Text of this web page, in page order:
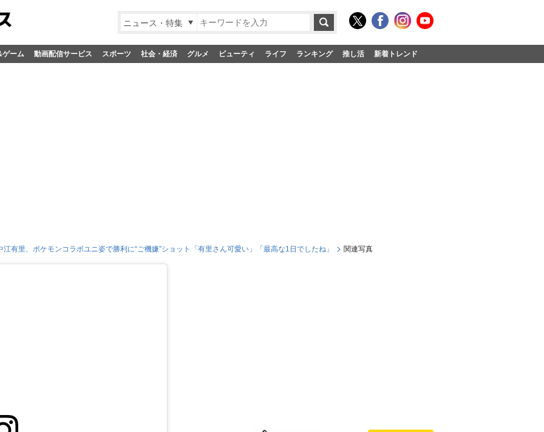
ニュース・特集
ゲーム 動画配信サービス スポーツ 社会・経済 グルメ ビューティ ライフ ランキング 推し活 新着トレンド
江有里、ポケモンコラボユニ姿で勝利に“ご機嫌”ショット「有里さん可愛い」「最高な1日でしたね」 関連写真